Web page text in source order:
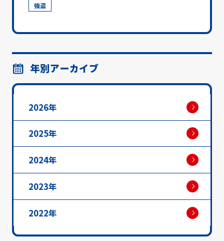
強盗
年別アーカイブ
2026年
2025年
2024年
2023年
2022年